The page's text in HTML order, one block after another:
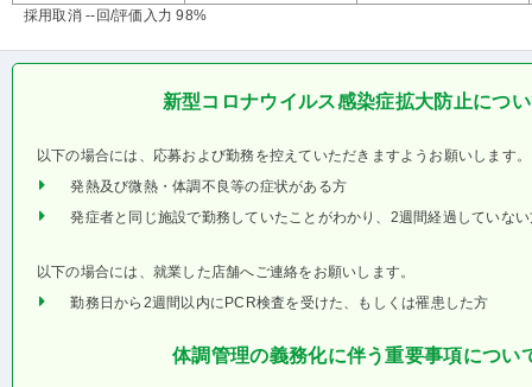
採用取消 --回/評価入力 98%
新型コロナウイルス感染症拡大防止につ
以下の場合には、応募および勤務を控えていただきますようお願いします。
発熱及び微熱・体調不良等の症状がある方
発症者と同じ施設で勤務していたことがわかり、2週間経過していな
以下の場合には、就業した店舗へご連絡をお願いします。
勤務日から2週間以内にPCR検査を受けた、もしくは罹患した方
体調管理の義務化に伴う重要事項につい